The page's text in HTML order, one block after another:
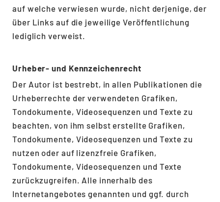
auf welche verwiesen wurde, nicht derjenige, der
über Links auf die jeweilige Veröffentlichung
lediglich verweist.
Urheber- und Kennzeichenrecht
Der Autor ist bestrebt, in allen Publikationen die
Urheberrechte der verwendeten Grafiken,
Tondokumente, Videosequenzen und Texte zu
beachten, von ihm selbst erstellte Grafiken,
Tondokumente, Videosequenzen und Texte zu
nutzen oder auf lizenzfreie Grafiken,
Tondokumente, Videosequenzen und Texte
zurückzugreifen. Alle innerhalb des
Internetangebotes genannten und ggf. durch